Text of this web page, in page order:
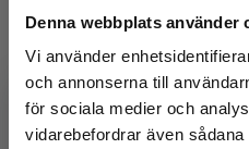
Denna webbplats använder
Vi använder
och annonserna till
för sociala medier och
vidarebefordrar även
Begränsad
Omvårdnad &